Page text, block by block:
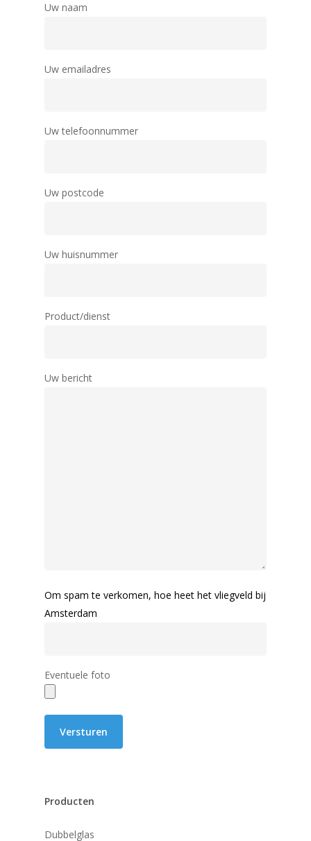
Uw naam
Uw emailadres
Uw telefoonnummer
Uw postcode
Uw huisnummer
Product/dienst
Uw bericht
Om spam te verkomen, hoe heet het vliegveld bij
Amsterdam
Eventuele foto
Producten
Dubbelglas